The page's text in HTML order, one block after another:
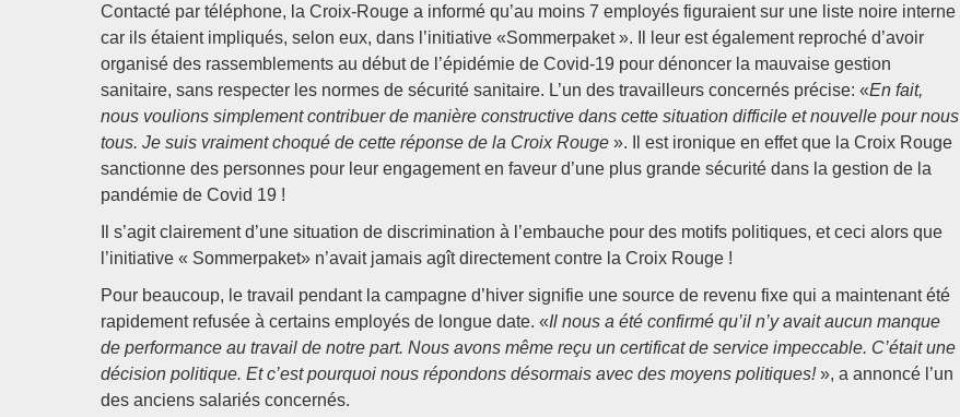
Contacté par téléphone, la Croix-Rouge a informé qu’au moins 7 employés figuraient sur une liste noire interne
car ils étaient impliqués, selon eux, dans l’initiative «Sommerpaket ». Il leur est également reproché d’avoir
organisé des rassemblements au début de l’épidémie de Covid-19 pour dénoncer la mauvaise gestion
sanitaire, sans respecter les normes de sécurité sanitaire. L’un des travailleurs concernés précise: «En fait,
nous voulions simplement contribuer de manière constructive dans cette situation difficile et nouvelle pour nous
tous. Je suis vraiment choqué de cette réponse de la Croix Rouge ». Il est ironique en effet que la Croix Rouge
sanctionne des personnes pour leur engagement en faveur d’une plus grande sécurité dans la gestion de la
pandémie de Covid 19 !
Il s’agit clairement d’une situation de discrimination à l’embauche pour des motifs politiques, et ceci alors que
l’initiative « Sommerpaket» n’avait jamais agît directement contre la Croix Rouge !
Pour beaucoup, le travail pendant la campagne d’hiver signifie une source de revenu fixe qui a maintenant été
rapidement refusée à certains employés de longue date. «Il nous a été confirmé qu’il n’y avait aucun manque
de performance au travail de notre part. Nous avons même reçu un certificat de service impeccable. C’était une
décision politique. Et c’est pourquoi nous répondons désormais avec des moyens politiques!», a annoncé l’un
des anciens salariés concernés.